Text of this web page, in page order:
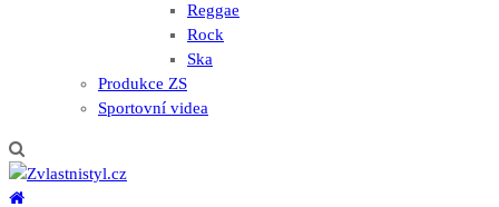
Reggae
Rock
Ska
Produkce ZS
Sportovní videa